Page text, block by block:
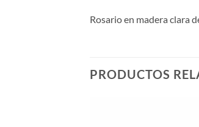
Rosario en madera clara
PRODUCTOS